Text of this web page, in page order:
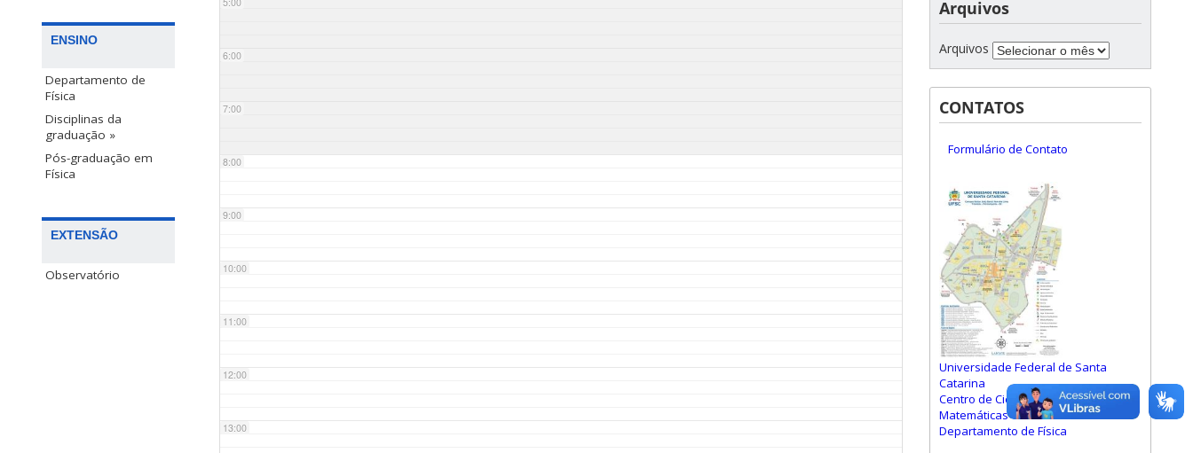
ENSINO
Departamento de
Física
Disciplinas da
graduação »
Pós-graduação em
Física
EXTENSÃO
Observatório
6:00
7:00
8:00
9:00
10:00
11:00
12:00
13:00
Arquivos
Arquivos
CONTATOS
Formulário de Contato
Universidade Federal de Santa
Catarina
Centro de Ciências Físicas e
Matemáticas
Departamento de Física